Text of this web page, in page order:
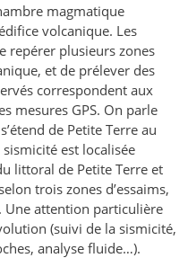
magmatique
volcanique. Les
repérer plusieurs zones
et de prélever des
correspondent aux
mesures GPS. On parle
de Petite Terre au
est localisée
littoral de Petite Terre et
trois zones d’essaims,
Une attention particulière
(suivi de la sismicité,
analyse fluide…).